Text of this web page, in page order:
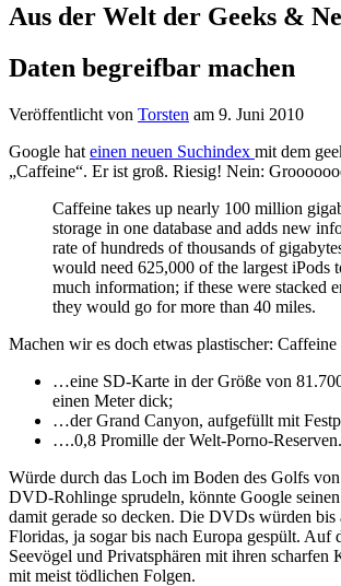
Aus der Welt der Geeks &
Daten begreifbar machen
Veröffentlicht von Torsten am 9. Juni 2010
Google hat einen neuen Suchindex mit dem
„Caffeine“. Er ist groß. Riesig! Nein:
Caffeine takes up nearly 100 million
storage in one database and adds new
rate of hundreds of thousands of
would need 625,000 of the largest iPods
much information; if these were stacked
they would go for more than 40 miles.
Machen wir es doch etwas plastischer:
…eine SD-Karte in der Größe von
einen Meter dick;
…der Grand Canyon, aufgefüllt mit
….0,8 Promille der Welt-Porno-Reserven.
Würde durch das Loch im Boden des Golfs
DVD-Rohlinge sprudeln, könnte Google
damit gerade so decken. Die DVDs würden bis
Floridas, ja sogar bis nach Europa gespült. Auf
Seevögel und Privatsphären mit ihren scharfen
mit meist tödlichen Folgen.